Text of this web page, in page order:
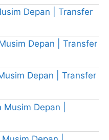
Depan | Transfer
Depan | Transfer
Depan | Transfer
Depan |